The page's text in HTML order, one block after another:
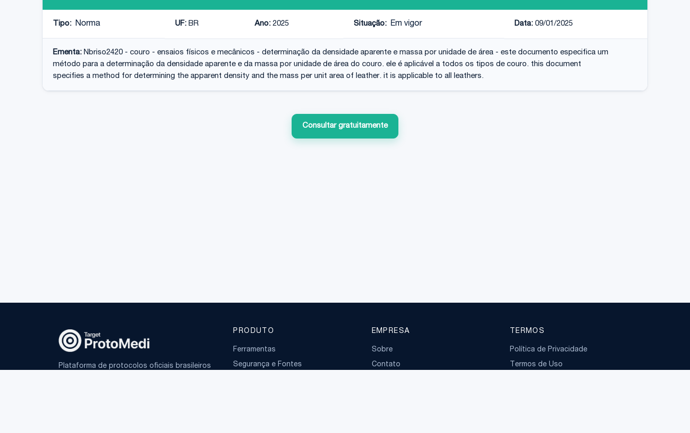
Tipo: Norma UF: BR Ano: 2025 Situação: Em vigor Data: 09/01/2025
Ementa: Nbriso2420 - couro - ensaios físicos e mecânicos - determinação da densidade aparente e massa por unidade de área - este documento especifica um
método para a determinação da densidade aparente e da massa por unidade de área do couro. ele é aplicável a todos os tipos de couro. this document
specifies a method for determining the apparent density and the mass per unit area of leather. it is applicable to all leathers.
Consultar gratuitamente
Plataforma de protocolos oficiais brasileiros
PRODUTO
Ferramentas
Segurança e Fontes
EMPRESA
Sobre
Contato
TERMOS
Política de Privacidade
Termos de Uso